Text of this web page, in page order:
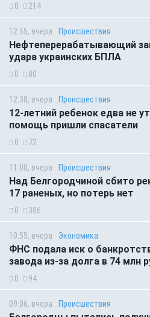
0 214
12:55, вчера Происшествия
Нефтеперерабатывающий
удара украинских БПЛА
0 80
12:38, вчера Происшествия
12-летний ребенок едва не
помощь пришли спасатели
0 72
11:00, вчера Происшествия
Над Белгородчиной сбито
17 раненых, но потерь нет
0 306
10:55, вчера Экономика
ФНС подала иск о
завода из-за долга в 74 млн
0 94
09:06, вчера Происшествия